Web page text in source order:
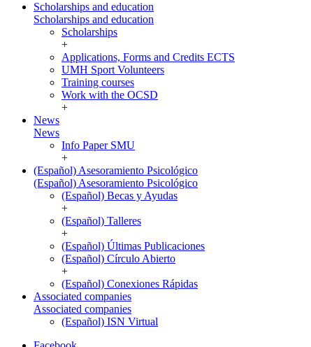
Scholarships and education
Scholarships and education
Scholarships
+
Applications, Forms and Credits ECTS
UMH Sport Volunteers
Training courses
Work with the OCSD
+
News
News
Info Paper SMU
+
(Español) Asesoramiento Psicológico
(Español) Asesoramiento Psicológico
(Español) Becas y Ayudas
+
(Español) Talleres
+
(Español) Últimas Publicaciones
(Español) Círculo Abierto
+
(Español) Conexiones Rápidas
Associated companies
Associated companies
(Español) ISN Virtual